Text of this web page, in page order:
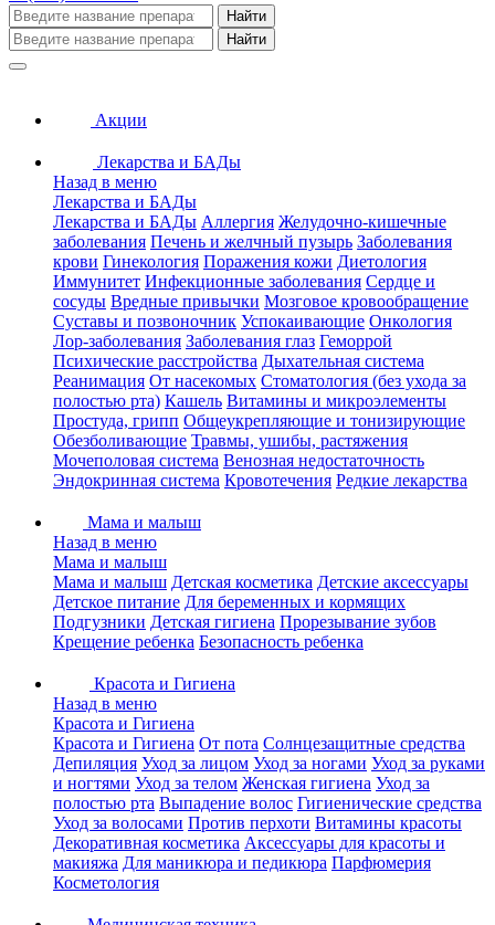
Найти
Найти
Акции
Лекарства и БАДы
Назад в меню
Лекарства и БАДы
Лекарства и БАДы Аллергия Желудочно-кишечные
заболевания Печень и желчный пузырь Заболевания
крови Гинекология Поражения кожи Диетология
Иммунитет Инфекционные заболевания Сердце и
сосуды Вредные привычки Мозговое кровообращение
Суставы и позвоночник Успокаивающие Онкология
Лор-заболевания Заболевания глаз Геморрой
Психические расстройства Дыхательная система
Реанимация От насекомых Стоматология (без ухода за
полостью рта) Кашель Витамины и микроэлементы
Простуда, грипп Общеукрепляющие и тонизирующие
Обезболивающие Травмы, ушибы, растяжения
Мочеполовая система Венозная недостаточность
Эндокринная система Кровотечения Редкие лекарства
Мама и малыш
Назад в меню
Мама и малыш
Мама и малыш Детская косметика Детские аксессуары
Детское питание Для беременных и кормящих
Подгузники Детская гигиена Прорезывание зубов
Крещение ребенка Безопасность ребенка
Красота и Гигиена
Назад в меню
Красота и Гигиена
Красота и Гигиена От пота Солнцезащитные средства
Депиляция Уход за лицом Уход за ногами Уход за руками
и ногтями Уход за телом Женская гигиена Уход за
полостью рта Выпадение волос Гигиенические средства
Уход за волосами Против перхоти Витамины красоты
Декоративная косметика Аксессуары для красоты и
макияжа Для маникюра и педикюра Парфюмерия
Косметология